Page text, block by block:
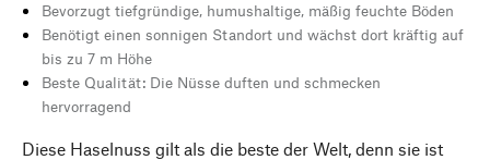
Bevorzugt tiefgründige, humushaltige, mäßig feuchte Böden
Benötigt einen sonnigen Standort und wächst dort kräftig auf
bis zu 7 m Höhe
Beste Qualität: Die Nüsse duften und schmecken
hervorragend
Diese Haselnuss gilt als die ­beste der Welt, denn sie ist